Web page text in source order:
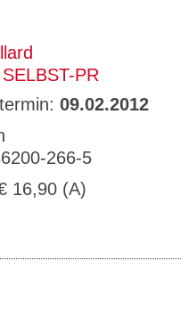
PR
09.02.2012
266-5
16,90 (A)